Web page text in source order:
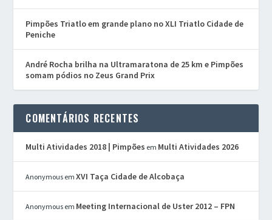
Pimpões Triatlo em grande plano no XLI Triatlo Cidade de
Peniche
André Rocha brilha na Ultramaratona de 25 km e Pimpões
somam pódios no Zeus Grand Prix
COMENTÁRIOS RECENTES
Multi Atividades 2018 | Pimpões em Multi Atividades 2026
Anonymous emXVI Taça Cidade de Alcobaça
Anonymous em Meeting Internacional de Uster 2012 – FPN